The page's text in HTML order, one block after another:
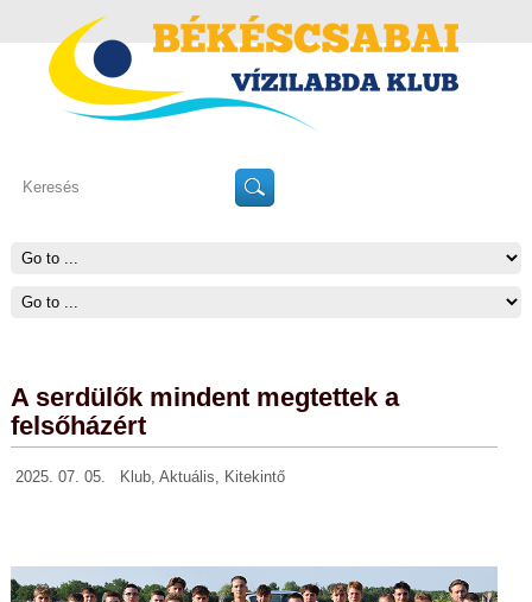
A serdülők mindent megtettek a
felsőházért
2025. 07. 05. Klub, Aktuális, Kitekintő